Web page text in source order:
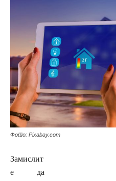
Фото: Pixabay.com
Замислит
е да